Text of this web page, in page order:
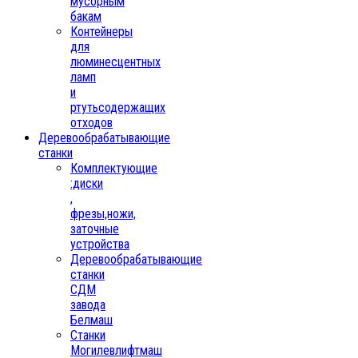
бакам
Контейнеры
для
люминесцентных
ламп
и
ртутьсодержащих
отходов
Деревообрабатывающие
станки
Комплектующие
:диски
,
фрезы,ножи,
заточные
устройства
Деревообрабатывающие
станки
СДМ
завода
Белмаш
Станки
Могилевлифтмаш